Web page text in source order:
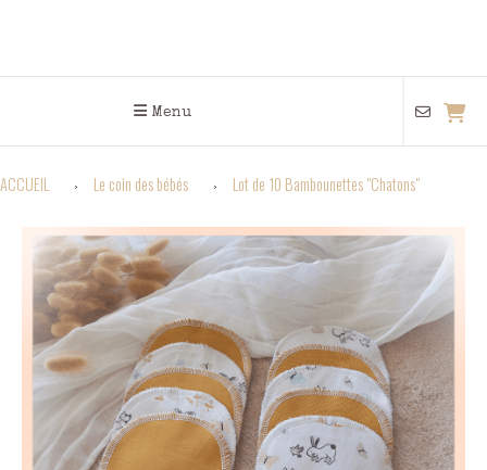
Menu
ACCUEIL Le coin des bébés Lot de 10 Bambounettes "Chatons"